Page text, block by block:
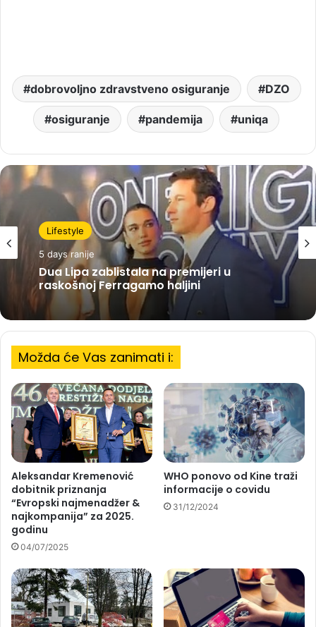
dobrovoljno zdravstveno osiguranje DZO
osiguranje pandemija uniqa
Lifestyle
5 days ranije
Dua Lipa zablistala na premijeri u
raskošnoj Ferragamo haljini
Možda će Vas zanimati i:
Aleksandar Kremenović
dobitnik priznanja
“Evropski najmenadžer &
najkompanija” za 2025.
godinu
04/07/2025
WHO ponovo od Kine traži
informacije o covidu
31/12/2024